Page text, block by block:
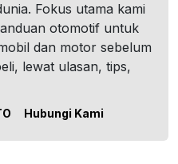
Fokus utama kami
otomotif untuk
dan motor sebelum
lewat ulasan, tips,
Hubungi Kami